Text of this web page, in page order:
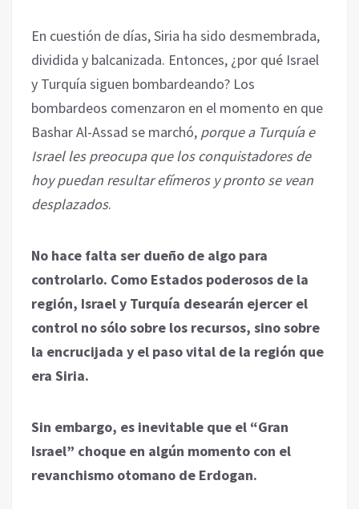
En cuestión de días, Siria ha sido desmembrada,
dividida y balcanizada. Entonces, ¿por qué Israel
y Turquía siguen bombardeando? Los
bombardeos comenzaron en el momento en que
Bashar Al-Assad se marchó, porque a Turquía e
Israel les preocupa que los conquistadores de
hoy puedan resultar efímeros y pronto se vean
desplazados.
No hace falta ser dueño de algo para
controlarlo. Como Estados poderosos de la
región, Israel y Turquía desearán ejercer el
control no sólo sobre los recursos, sino sobre
la encrucijada y el paso vital de la región que
era Siria.
Sin embargo, es inevitable que el “Gran
Israel” choque en algún momento con el
revanchismo otomano de Erdogan.